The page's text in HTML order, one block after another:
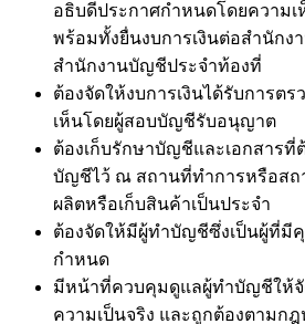
อธิบดีประกาศกำหนดโดยความ
พร้อมทั้งยื่นงบการเงินต่อสำนัก
สำนักงานบัญชีประจำท้องที่
ต้องจัดให้งบการเงินได้รับการต
เห็นโดยผู้สอบบัญชีรับอนุญาต
ต้องเก็บรักษาบัญชีและเอกสารที่
บัญชีไว้ ณ สถานที่ทำการหรือสถ
ผลิตหรือเก็บสินค้าเป็นประจำ
ต้องจัดให้มีผู้ทำบัญชีซึ่งเป็นผู้ที่
กำหนด
มีหน้าที่ควบคุมดูแลผู้ทำบัญชีให้
ความเป็นจริง และถูกต้องตามก